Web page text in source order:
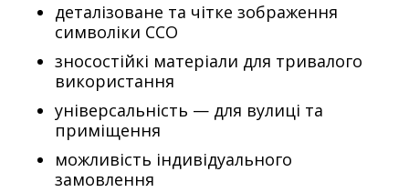
деталізоване та чітке зображення
символіки ССО
зносостійкі матеріали для тривалого
використання
універсальність — для вулиці та
приміщення
можливість індивідуального
замовлення